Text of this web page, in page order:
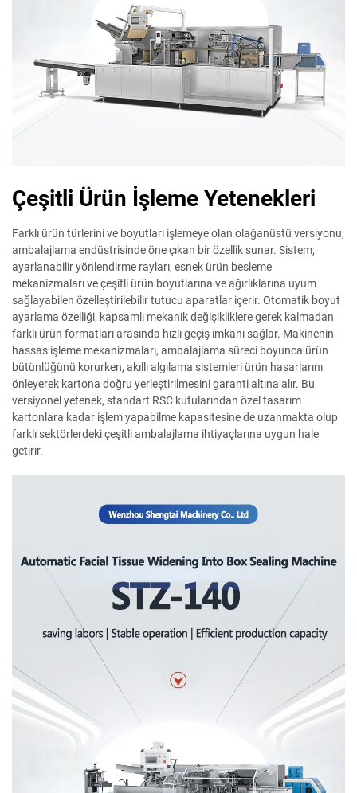
Çeşitli Ürün İşleme Yetenekleri
Farklı ürün türlerini ve boyutları işlemeye olan olağanüstü versiyonu,
ambalajlama endüstrisinde öne çıkan bir özellik sunar. Sistem;
ayarlanabilir yönlendirme rayları, esnek ürün besleme
mekanizmaları ve çeşitli ürün boyutlarına ve ağırlıklarına uyum
sağlayabilen özelleştirilebilir tutucu aparatlar içerir. Otomatik boyut
ayarlama özelliği, kapsamlı mekanik değişikliklere gerek kalmadan
farklı ürün formatları arasında hızlı geçiş imkanı sağlar. Makinenin
hassas işleme mekanizmaları, ambalajlama süreci boyunca ürün
bütünlüğünü korurken, akıllı algılama sistemleri ürün hasarlarını
önleyerek kartona doğru yerleştirilmesini garanti altına alır. Bu
versiyonel yetenek, standart RSC kutularından özel tasarım
kartonlara kadar işlem yapabilme kapasitesine de uzanmakta olup
farklı sektörlerdeki çeşitli ambalajlama ihtiyaçlarına uygun hale
getirir.